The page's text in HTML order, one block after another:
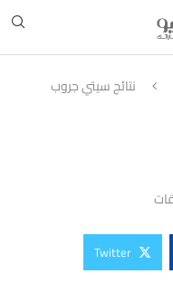
نتائج سيتي جروب
Twitter